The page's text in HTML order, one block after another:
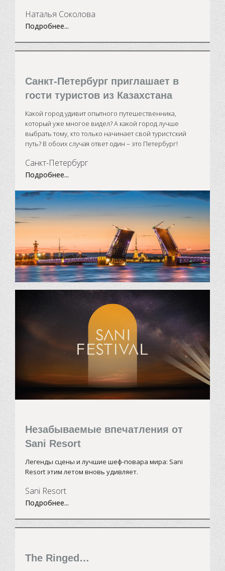
Наталья Соколова
Подробнее...
Санкт-Петербург приглашает в
гости туристов из Казахстана
Какой город удивит опытного путешественника,
который уже многое видел? А какой город лучше
выбрать тому, кто только начинает свой туристский
путь? В обоих случая ответ один – это Петербург!
Санкт-Петербург
Подробнее...
Незабываемые впечатления от
Sani Resort
Легенды сцены и лучшие шеф-повара мира: Sani
Resort этим летом вновь удивляет.
Sani Resort
Подробнее...
The Ringed…